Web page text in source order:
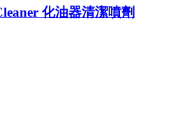
化油器清潔噴劑